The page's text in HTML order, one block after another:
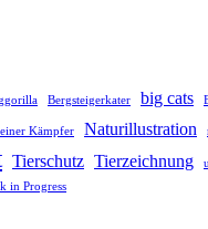
Bergsteigerkater big cats
Kämpfer Naturillustration
Tierschutz Tierzeichnung
in Progress